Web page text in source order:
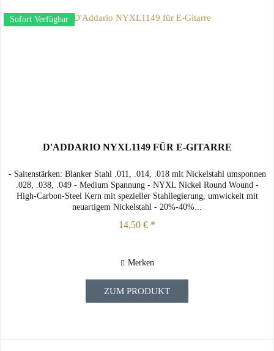
Sofort Verfügbar
D'ADDARIO NYXL1149 FÜR E-GITARRE
- Saitenstärken: Blanker Stahl .011, .014, .018 mit Nickelstahl umsponnen
.028, .038, .049 - Medium Spannung - NYXL Nickel Round Wound -
High-Carbon-Steel Kern mit spezieller Stahllegierung, umwickelt mit
neuartigem Nickelstahl - 20%-40%...
14,50 € *
Merken
ZUM PRODUKT